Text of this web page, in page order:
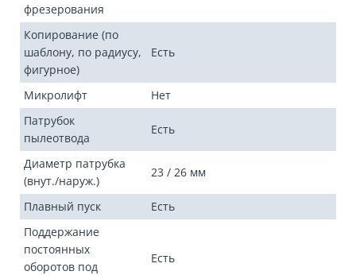
фрезерования
Копирование (по
шаблону, по радиусу,
фигурное)
Есть
Микролифт
Нет
Патрубок
пылеотвода
Есть
Диаметр патрубка
(внут./наруж.)
23 / 26 мм
Плавный пуск
Есть
Поддержание
постоянных
оборотов под
Есть